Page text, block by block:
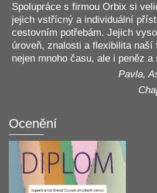
Spolupráce s firmou Orbix si
jejich vstřícný a individuální
cestovním potřebám. Jejich
úroveň, znalosti a flexibilita naší
nejen mnoho času, ale i peněz a
Pavla,
Ocenění